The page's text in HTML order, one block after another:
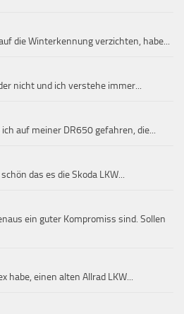
die Winterkennung verzichten, habe...
nicht und ich verstehe immer...
auf meiner DR650 gefahren, die...
das es die Skoda LKW...
ein guter Kompromiss sind. Sollen
habe, einen alten Allrad LKW...